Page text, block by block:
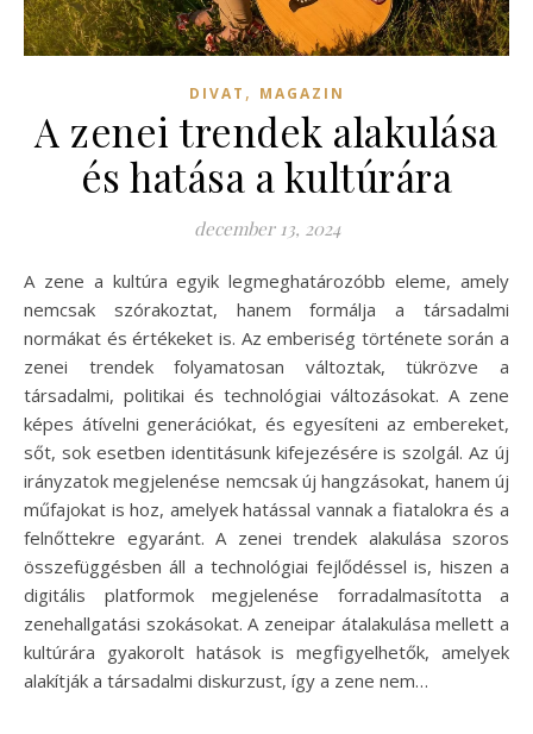
DIVAT , MAGAZIN
A zenei trendek alakulása
és hatása a kultúrára
december 13, 2024
A zene a kultúra egyik legmeghatározóbb eleme, amely
nemcsak szórakoztat, hanem formálja a társadalmi
normákat és értékeket is. Az emberiség története során a
zenei trendek folyamatosan változtak, tükrözve a
társadalmi, politikai és technológiai változásokat. A zene
képes átívelni generációkat, és egyesíteni az embereket,
sőt, sok esetben identitásunk kifejezésére is szolgál. Az új
irányzatok megjelenése nemcsak új hangzásokat, hanem új
műfajokat is hoz, amelyek hatással vannak a fiatalokra és a
felnőttekre egyaránt. A zenei trendek alakulása szoros
összefüggésben áll a technológiai fejlődéssel is, hiszen a
digitális platformok megjelenése forradalmasította a
zenehallgatási szokásokat. A zeneipar átalakulása mellett a
kultúrára gyakorolt hatások is megfigyelhetők, amelyek
alakítják a társadalmi diskurzust, így a zene nem…